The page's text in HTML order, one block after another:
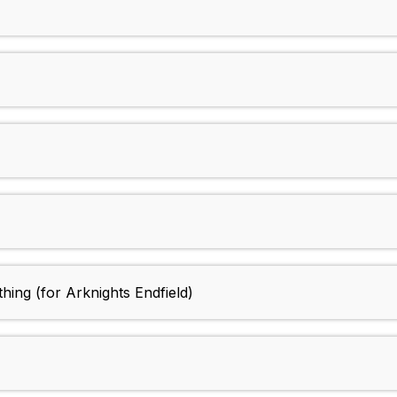
(for Arknights Endfield)